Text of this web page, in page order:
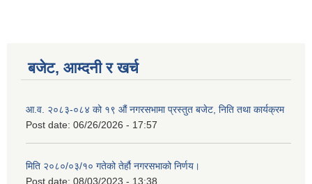
बजेट, आम्दनी र खर्च
आ.व. २०८३-०८४ को १९ औं नगरसभामा प्रस्तुत बजेट, निति तथा कार्यक्रम
Post date: 06/26/2026 - 17:57
मिति २०८०/०३/१० गतेको तेर्हौ नगरसभाको निर्णय।
Post date: 08/03/2023 - 13:38